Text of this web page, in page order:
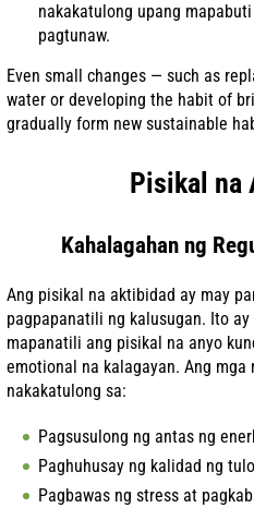
nakakatulong upang
pagtunaw.
Even small changes — such as
water or developing the habit of
gradually form new sustainable
Pisikal na
Kahalagahan ng
Ang pisikal na aktibidad ay may
pagpapanatili ng kalusugan. Ito
mapanatili ang pisikal na anyo
emotional na kalagayan. Ang mga
nakakatulong sa:
Pagsusulong ng antas ng
Paghuhusay ng kalidad ng
Pagbawas ng stress at